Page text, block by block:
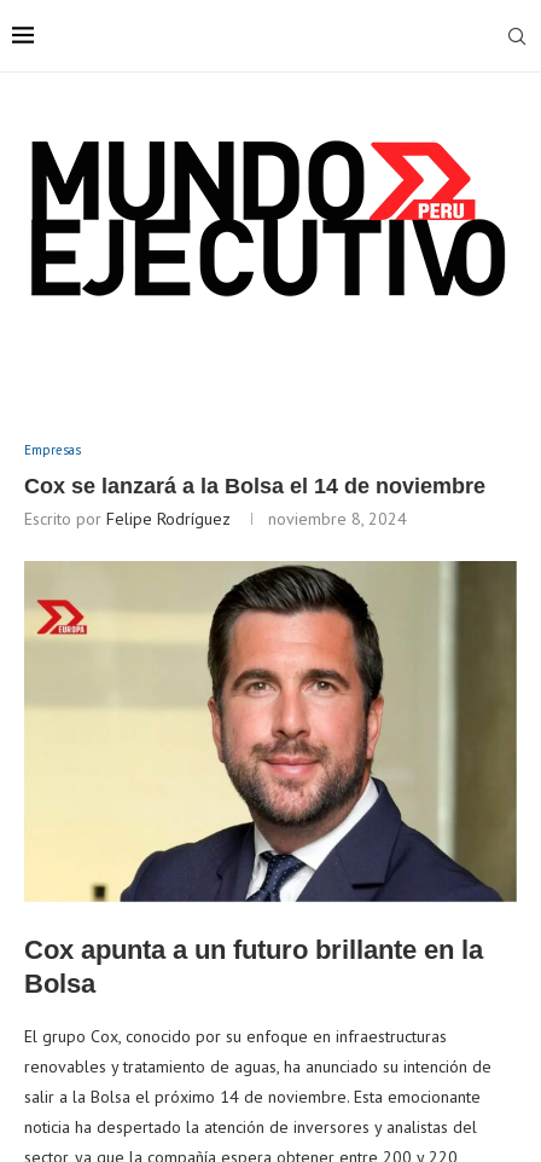
Empresas
Cox se lanzará a la Bolsa el 14 de noviembre
Escrito por Felipe Rodríguez noviembre 8, 2024
Cox apunta a un futuro brillante en la
Bolsa
El grupo Cox, conocido por su enfoque en infraestructuras
renovables y tratamiento de aguas, ha anunciado su intención de
salir a la Bolsa el próximo 14 de noviembre. Esta emocionante
noticia ha despertado la atención de inversores y analistas del